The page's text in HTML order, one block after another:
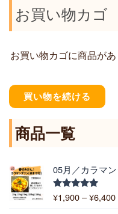
お買い物カゴ
お買い物カゴに商品があ
買い物を続ける
商品一覧
05月／カラマ
5段階中
5.00
¥1,900 –¥6,400: